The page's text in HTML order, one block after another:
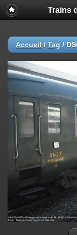
Trains
Accueil / Tag /